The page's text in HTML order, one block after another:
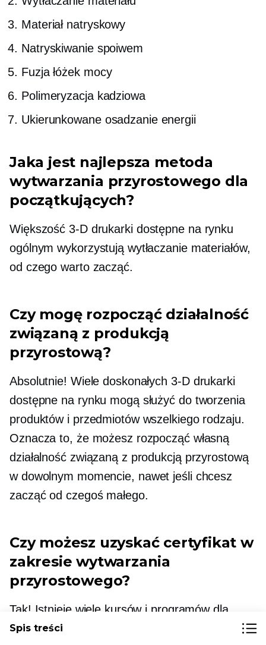
Materiał natryskowy
Natryskiwanie spoiwem
Fuzja łóżek mocy
Polimeryzacja kadziowa
Ukierunkowane osadzanie energii
Jaka jest najlepsza metoda
wytwarzania przyrostowego dla
początkujących?
Większość3-Ddrukarki dostępne na rynku
ogólnym wykorzystują wytłaczanie materiałów,
od czego warto zacząć.
Czy mogę rozpocząć działalność
związaną z produkcją
przyrostową?
Absolutnie! Wiele doskonałych 3-Ddrukarki
dostępne na rynku mogą służyć do tworzenia
produktów i przedmiotów wszelkiego rodzaju.
Oznacza to, że możesz rozpocząć własną
działalność związaną z produkcją przyrostową
w dowolnym momencie, nawet jeśli chcesz
zacząć od czegoś małego.
Czy możesz uzyskać certyfikat w
zakresie wytwarzania
przyrostowego?
Tak! Istnieje wiele kursów i programów dla
osób indywidualnych, które mogą pogłębiać
Spis treści